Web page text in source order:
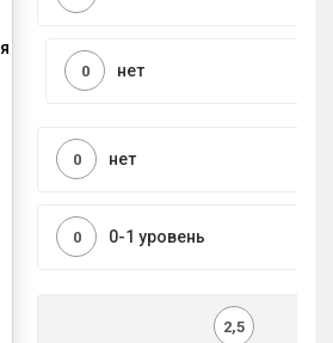
нет
0
нет
0
0-1 уровень
0
2,5